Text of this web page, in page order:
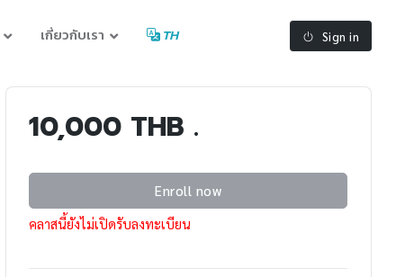
เกี่ยวกับเรา TH Sign in
10,000 THB .
Enroll now
คลาสนี้ยังไม่เปิดรับลงทะเบียน